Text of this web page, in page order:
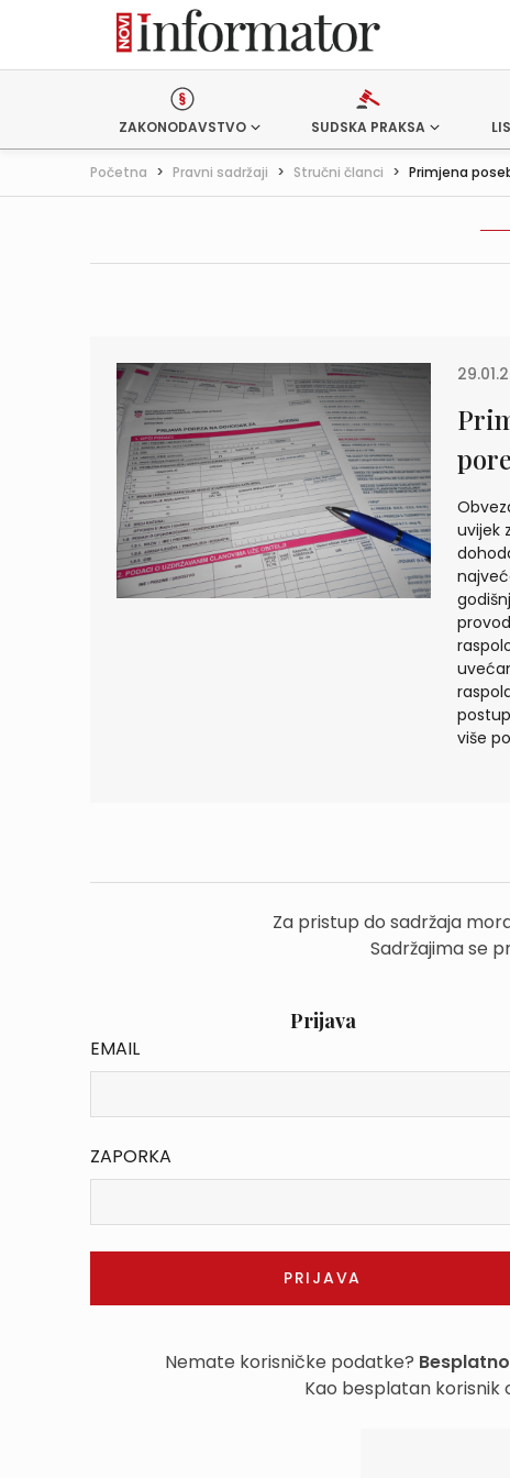
ZAKONODAVSTVO SUDSKA PRAKSA
Početna > Pravni sadržaji > Stručni članci > Primjena
uvijek
više
Za pristup do sadržaja
Sadržajima se
Prijava
EMAIL
ZAPORKA
Nemate korisničke podatke?
Kao besplatan